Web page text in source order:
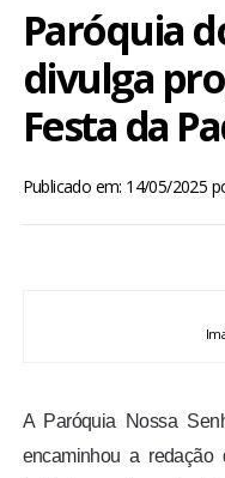
POMBAL E REGIÃO
BRASIL
ENTRETENIMENTO
Paróquia
divulga
Festa da
Publicado em: 14/05/2025
A Paróquia Nossa
encaminhou a redação